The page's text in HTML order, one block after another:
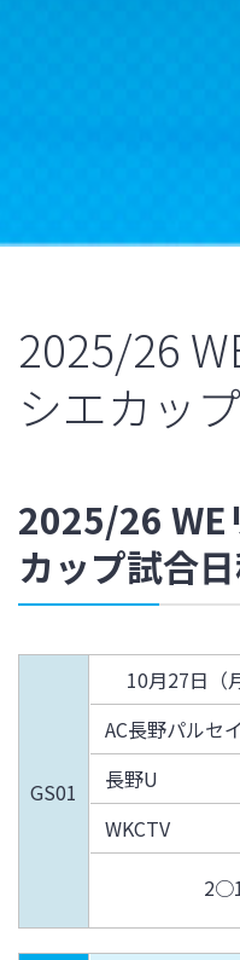
2025/26
シエカップ
2025/26 WE
カップ試合
GS01
10月27日（
AC長野パルセ
長野U
WKCTV